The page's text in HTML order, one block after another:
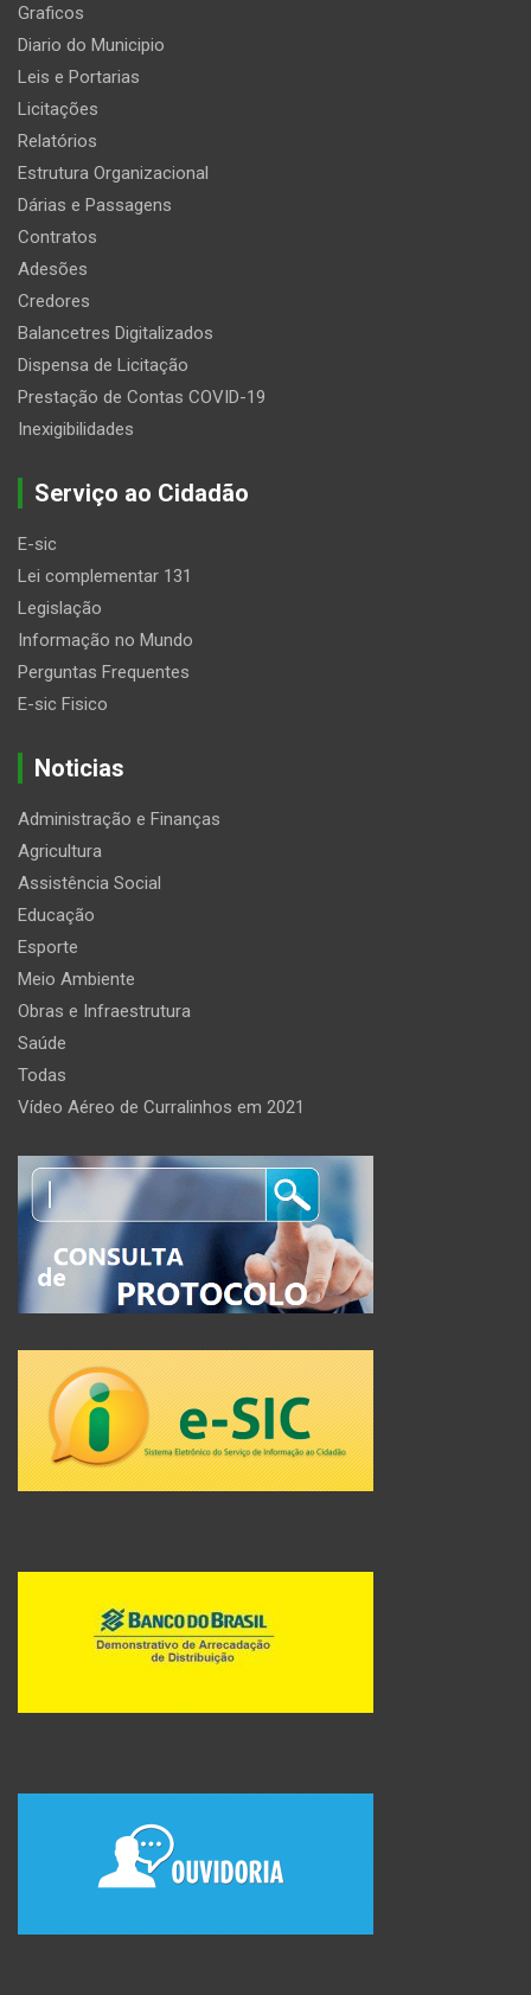
Graficos
Diario do Municipio
Leis e Portarias
Licitações
Relatórios
Estrutura Organizacional
Dárias e Passagens
Contratos
Adesões
Credores
Balancetres Digitalizados
Dispensa de Licitação
Prestação de Contas COVID-19
Inexigibilidades
Serviço ao Cidadão
E-sic
Lei complementar 131
Legislação
Informação no Mundo
Perguntas Frequentes
E-sic Fisico
Noticias
Administração e Finanças
Agricultura
Assistência Social
Educação
Esporte
Meio Ambiente
Obras e Infraestrutura
Saúde
Todas
Vídeo Aéreo de Curralinhos em 2021